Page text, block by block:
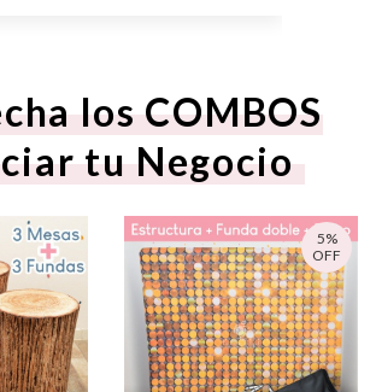
los COMBOS
tu Negocio
5%
OFF